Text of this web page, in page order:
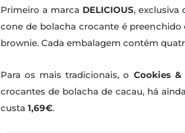
Primeiro a marca DELICIOUS, exclusiva
cone de bolacha crocante é
brownie. Cada embalagem contém
Para os mais tradicionais, o Cookies &
crocantes de bolacha de cacau, há
custa 1,69€.